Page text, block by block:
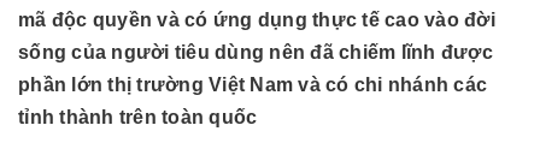
mã độc quyền và có ứng dụng thực tế cao vào đời
sống của người tiêu dùng nên đã chiếm lĩnh được
phần lớn thị trường Việt Nam và có chi nhánh các
tỉnh thành trên toàn quốc